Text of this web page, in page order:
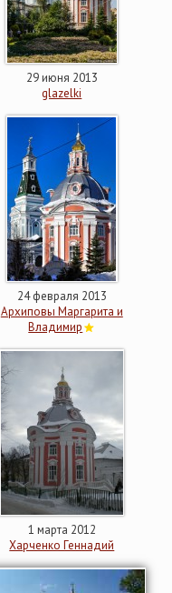
29 июня 2013
glazelki
24 февраля 2013
Архиповы Маргарита и
Владимир
1 марта 2012
Харченко Геннадий